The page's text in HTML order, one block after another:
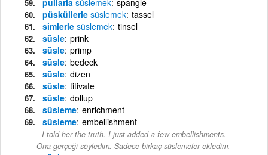
püsküllerle süslemek tassel
simlerle süslemek tinsel
süsle prink
süsle primp
süsle bedeck
süsle dizen
süsle titivate
süsle dollup
süsleme enrichment
süsleme embellishment
I told her the truth. I just added a few embellishments. -
Ona gerçeği söyledim. Sadece birkaç süslemeler ekledim.